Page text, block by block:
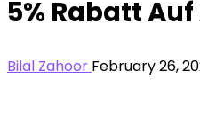
5% Rabatt
Bilal Zahoor February 26,